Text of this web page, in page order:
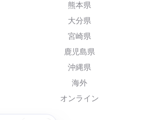
熊本県
大分県
宮崎県
鹿児島県
沖縄県
海外
オンライン